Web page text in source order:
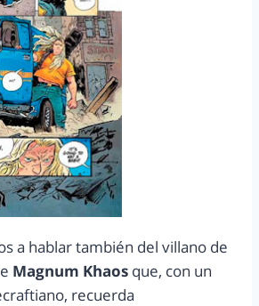
a hablar también del villano de
Magnum Khaos que, con un
recuerda